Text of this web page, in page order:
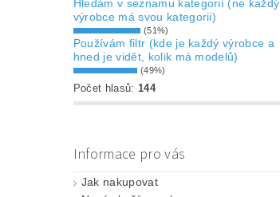
Hledám v seznamu kategorií (ne každý
výrobce má svou kategorii)
(51%)
Používám filtr (kde je každý výrobce a
hned je vidět, kolik má modelů)
(49%)
Počet hlasů: 144
Informace pro vás
Jak nakupovat